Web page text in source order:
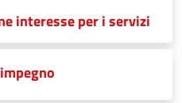
interesse per i servizi